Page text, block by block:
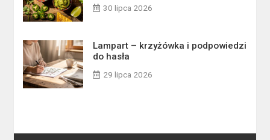
30 lipca 2026
Lampart – krzyżówka i podpowiedzi
do hasła
29 lipca 2026